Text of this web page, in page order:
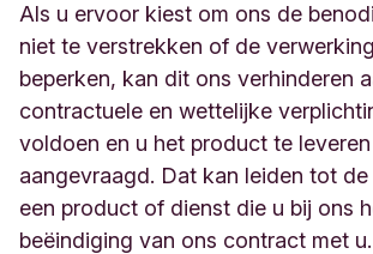
Als u ervoor kiest om ons de
niet te verstrekken of de
beperken, kan dit ons verhinderen
contractuele en wettelijke
voldoen en u het product te
aangevraagd. Dat kan leiden tot
een product of dienst die u bij ons
beëindiging van ons contract met u.